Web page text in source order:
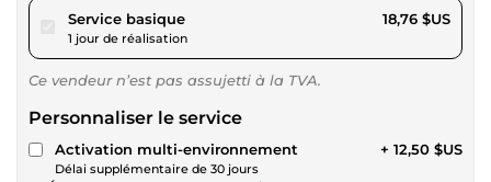
Service basiquepour 17,28 $US
1 jour de réalisation
18,76 $US
Ce vendeur n’est pas assujetti à la TVA.
Personnaliser le service
Activation multi-environnement
Délai supplémentaire de 30 jours
+ 12,50 $US